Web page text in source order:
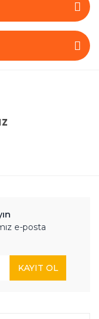
e-posta
KAYIT OL